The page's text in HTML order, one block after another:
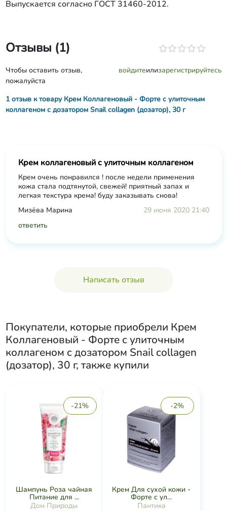
Выпускается согласно ГОСТ 31460-2012.
Отзывы (1)
Чтобы оставить отзыв,
пожалуйста
войдитеилизарегистрируйтесь
1 отзыв к товару Крем Коллагеновый - Форте с улиточным
коллагеном с дозатором Snail collagen (дозатор), 30 г
Крем коллагеновый с улиточным коллагеном
Крем очень понравился ! после недели применения
кожа стала подтянутой, свежей! приятный запах и
легкая текстура крема! буду заказывать снова!
Мизёва Марина
29 июня 2020 21:40
ответить
Написать отзыв
Покупатели, которые приобрели Крем
Коллагеновый - Форте с улиточным
коллагеном с дозатором Snail collagen
(дозатор), 30 г, также купили
-21%
Шампунь Роза чайная
Питание для ...
Дом Природы
-2%
Крем Для сухой кожи -
Форте с ул...
Пантика